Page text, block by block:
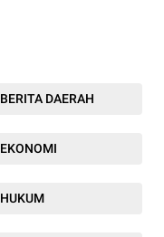
BERITA DAERAH
EKONOMI
HUKUM